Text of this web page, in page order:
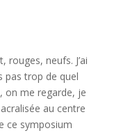
rouges, neufs. J’ai
pas trop de quel
on me regarde, je
au centre
ce symposium